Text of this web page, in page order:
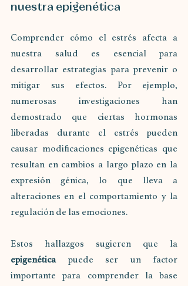
nuestra epigenética
Comprender cómo el estrés afecta a
nuestra salud es esencial para
desarrollar estrategias para prevenir o
mitigar sus efectos. Por ejemplo,
numerosas investigaciones han
demostrado que ciertas hormonas
liberadas durante el estrés pueden
causar modificaciones epigenéticas que
resultan en cambios a largo plazo en la
expresión génica, lo que lleva a
alteraciones en el comportamiento y la
regulación de las emociones.
epigenética puede ser un factor
importante para comprender la base